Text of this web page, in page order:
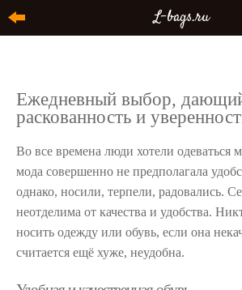
L-bags.ru
Ежедневный выбор,
раскованность и
Во все времена люди хотели одеваться
мода совершенно не предполагала
однако, носили, терпели, радовались.
неотделима от качества и удобства.
носить одежду или обувь, если она
считается ещё хуже, неудобна.